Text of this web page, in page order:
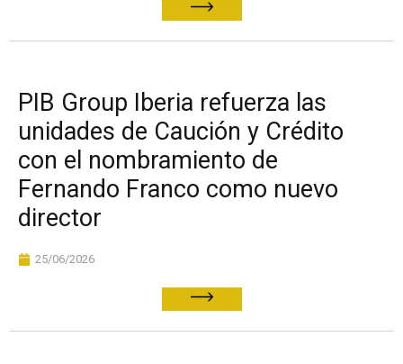
PIB Group Iberia refuerza las
unidades de Caución y Crédito
con el nombramiento de
Fernando Franco como nuevo
director
25/06/2026